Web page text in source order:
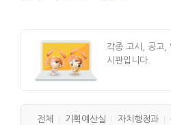
각종 고시, 공고,
시판입니다.
전체 기획예산실 자치행정과